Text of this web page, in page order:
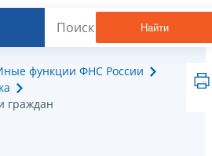
Найти
функции ФНС России
граждан